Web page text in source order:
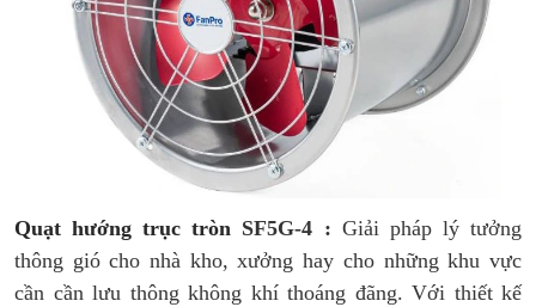
Quạt hướng trục tròn SF5G-4 : Giải pháp lý tưởng
thông gió cho nhà kho, xưởng hay cho những khu vực
cần cần lưu thông không khí thoáng đãng. Với thiết kế